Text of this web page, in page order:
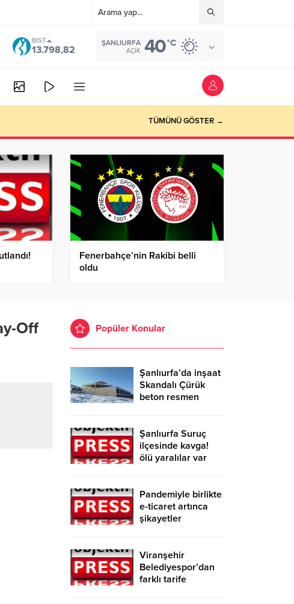
BIST
13.798,82
ŞANLIURFA
AÇIK 40°C
TÜMÜNÜ GÖSTER →
Fenerbahçe’nin Rakibi belli
oldu
Off
Popüler Konular
Şanlıurfa’da inşaat
Skandalı Çürük
beton resmen
Şanlıurfa Suruç
ilçesinde kavga!
ölü yaralılar var
Pandemiyle birlikte
e-ticaret artınca
şikayetler
Viranşehir
Belediyespor’dan
farklı tarife